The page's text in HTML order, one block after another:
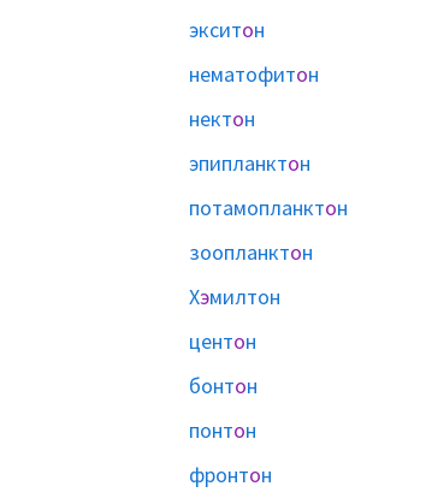
экситон
нематофитон
нектон
эпипланктон
потамопланктон
зоопланктон
Хэмилтон
центон
бонтон
понтон
фронтон